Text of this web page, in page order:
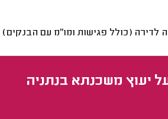
לדירה (כולל פגישות ומו"מ עם הבנקים)
יעוץ משכנתא בנתניה